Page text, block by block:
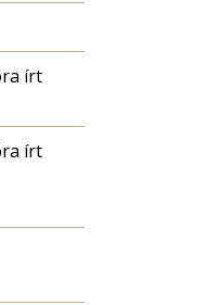
írt
írt